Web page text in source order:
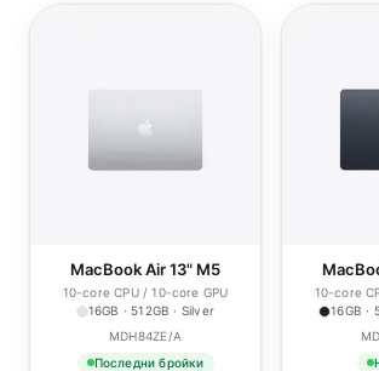
MacBook Air 13" M5
10-core CPU / 10-core GPU
16GB · 512GB · Silver
MDH84ZE/A
Последни бройки
10-core
16GB ·